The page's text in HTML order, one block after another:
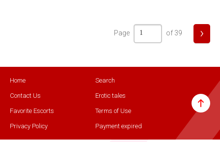
Page of 39 ›
Home Search
Contact Us Erotic tales
Favorite Escorts Terms of Use
Privacy Policy Payment expired